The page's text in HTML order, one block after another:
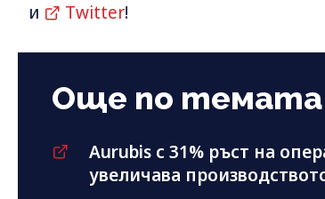
и
Twitter!
Още по темата
Aurubis с 31% ръст на
увеличава